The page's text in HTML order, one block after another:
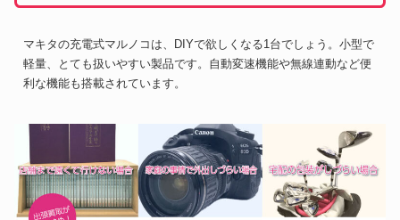
マキタの充電式マルノコは、DIYで欲しくなる1台でしょう。小型で
軽量、とても扱いやすい製品です。自動変速機能や無線連動など便
利な機能も搭載されています。